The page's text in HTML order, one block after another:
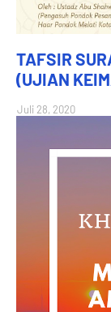
TAFSIR
(UJIAN
Juli 28, 2020